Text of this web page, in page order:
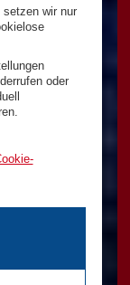
setzen wir nur
oder